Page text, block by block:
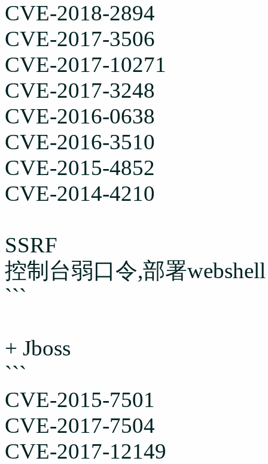
CVE-2018-2894
CVE-2017-3506
CVE-2017-10271
CVE-2017-3248
CVE-2016-0638
CVE-2016-3510
CVE-2015-4852
CVE-2014-4210
SSRF
控制台弱口令,部署webshell
```
+ Jboss
```
CVE-2015-7501
CVE-2017-7504
CVE-2017-12149